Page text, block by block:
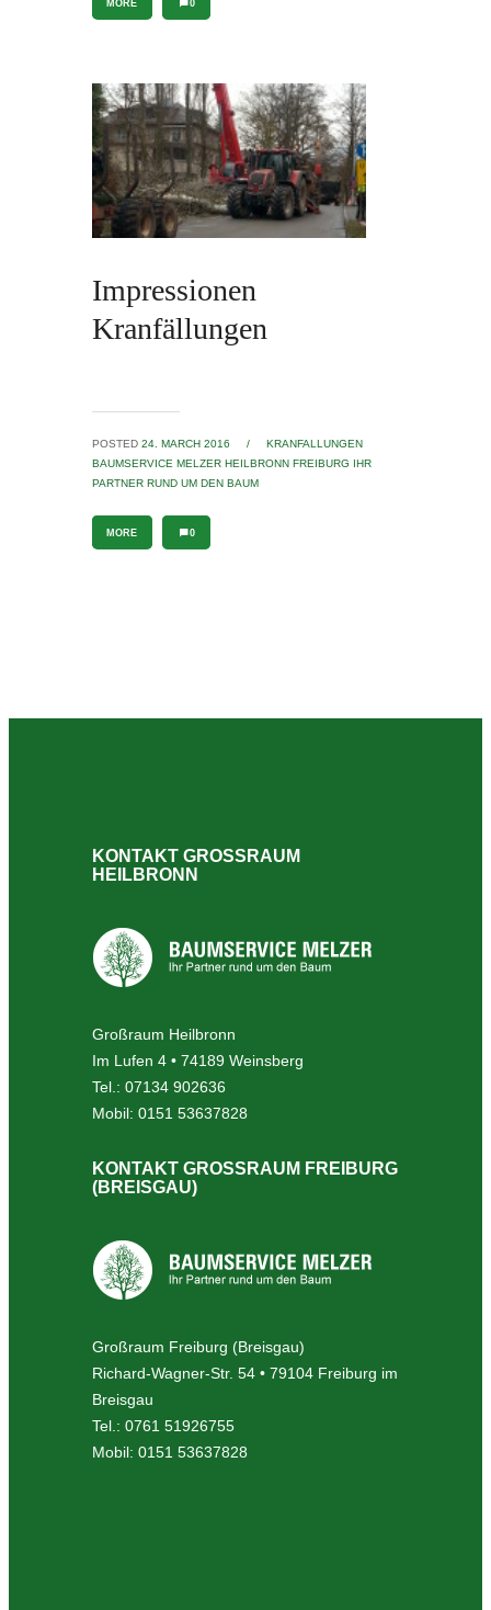
MORE 0
Impressionen
Kranfällungen
POSTED 24. MARCH 2016 /
KRANFALLUNGEN
BAUMSERVICE MELZER HEILBRONN FREIBURG IHR
PARTNER RUND UM DEN BAUM
MORE 0
KONTAKT GROSSRAUM H
EILBRONN
Großraum Heilbronn
Im Lufen 4 • 74189 Weinsberg
Tel.: 07134 902636
Mobil: 0151 53637828
KONTAKT GROSSRAUM FREIBURG (
BREISGAU)
Großraum Freiburg (Breisgau)
Richard-Wagner-Str. 54 • 79104 Freiburg im
Breisgau
Tel.: 0761 51926755
Mobil: 0151 53637828